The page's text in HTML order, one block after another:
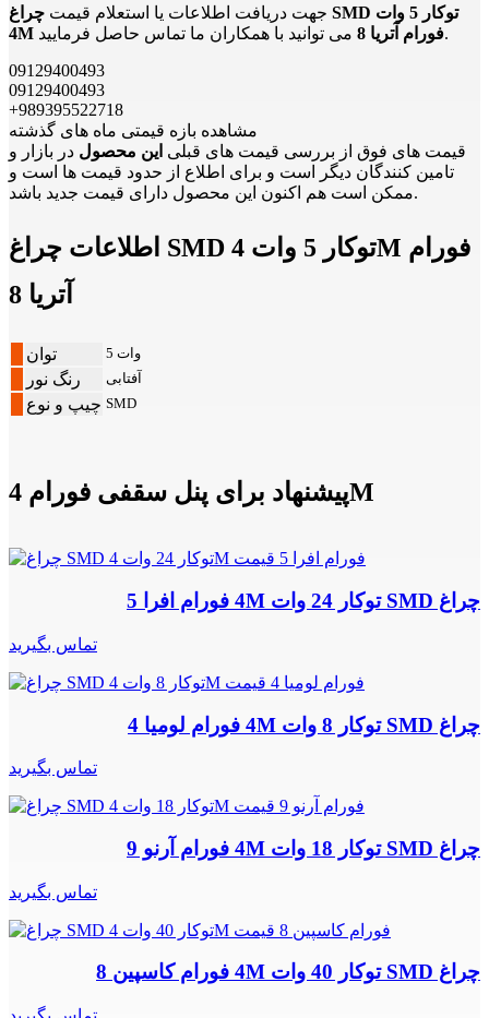
جهت دریافت اطلاعات یا استعلام قیمت چراغ SMD توکار 5 وات
4M فورام آتریا 8می توانید با همکاران ما تماس حاصل فرمایید.
09129400493
09129400493
+989395522718
مشاهده بازه قیمتی ماه های گذشته
قیمت های فوق از بررسی قیمت های قبلی این محصول در بازار و
تامین کنندگان دیگر است و برای اطلاع از حدود قیمت ها است و
ممکن است هم اکنون این محصول دارای قیمت جدید باشد.
اطلاعات چراغ SMD توکار 5 وات 4M فورام
آتریا 8
توان 5 وات
رنگ نور آفتابی
چیپ و نوع SMD
پیشنهاد برای پنل سقفی فورام 4M
چراغ SMD توکار 24 وات 4M فورام افرا 5
تماس بگیرید
چراغ SMD توکار 8 وات 4M فورام لومیا 4
تماس بگیرید
چراغ SMD توکار 18 وات 4M فورام آرنو 9
تماس بگیرید
چراغ SMD توکار 40 وات 4M فورام کاسپین 8